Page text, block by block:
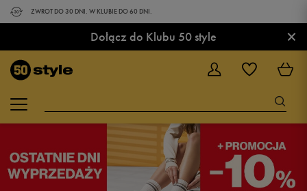
ZWROT DO 30 DNI. W KLUBIE DO 60 DNI.
Dołącz do Klubu 50 style ×